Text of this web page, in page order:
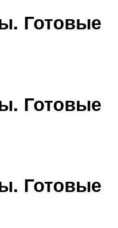
Готовые
Готовые
Готовые